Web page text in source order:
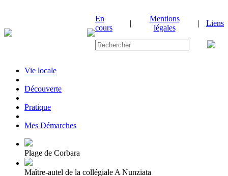
En
cours
|
Mentions
légales
| Liens
Vie locale
|Découverte
|Pratique
|Mes Démarches
Plage de Corbara
Maître-autel de la collégiale A Nunziata